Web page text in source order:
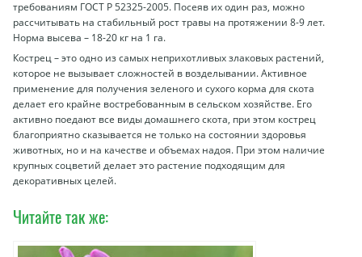
требованиям ГОСТ Р 52325-2005. Посеяв их один раз, можно
рассчитывать на стабильный рост травы на протяжении 8-9 лет.
Норма высева – 18-20 кг на 1 га.
Кострец – это одно из самых неприхотливых злаковых растений,
которое не вызывает сложностей в возделывании. Активное
применение для получения зеленого и сухого корма для скота
делает его крайне востребованным в сельском хозяйстве. Его
активно поедают все виды домашнего скота, при этом кострец
благоприятно сказывается не только на состоянии здоровья
животных, но и на качестве и объемах надоя. При этом наличие
крупных соцветий делает это растение подходящим для
декоративных целей.
Читайте так же: